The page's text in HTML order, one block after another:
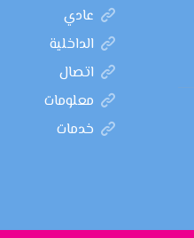
عادي
الداخلية
اتصال
معلومات
خدمات